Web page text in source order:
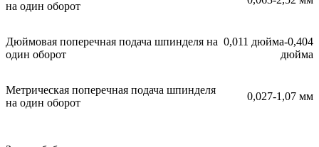
на один оборот
Дюймовая поперечная подача шпинделя на
один оборот
0,011 дюйма-0,404
дюйма
Метрическая поперечная подача шпинделя
на один оборот
0,027-1,07 мм